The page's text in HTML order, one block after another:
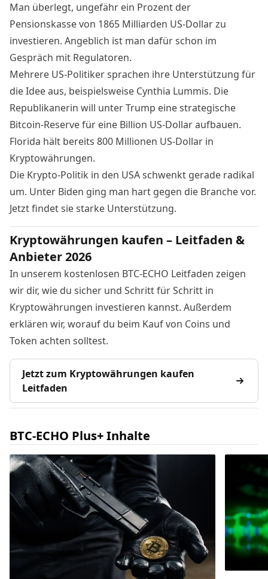
Man überlegt, ungefähr ein Prozent der
Pensionskasse von 1865 Milliarden US-Dollar zu
investieren. Angeblich ist man dafür schon im
Gespräch mit Regulatoren.
Mehrere US-Politiker sprachen ihre Unterstützung für
die Idee aus, beispielsweise Cynthia Lummis. Die
Republikanerin will unter Trump einestrategische
Bitcoin-Reservefür eine Billion US-Dollar aufbauen.
Florida hält bereits 800 Millionen US-Dollar in
Kryptowährungen.
Die Krypto-Politik in den USA schwenkt gerade radikal
um. Unter Biden ging man hart gegen die Branche vor.
Jetzt findet siestarke Unterstützung.
Kryptowährungen kaufen – Leitfaden &
Anbieter 2026
In unserem kostenlosen BTC-ECHO Leitfaden zeigen
wir dir, wie du sicher und Schritt für Schritt in
Kryptowährungen investieren kannst. Außerdem
erklären wir, worauf du beim Kauf von Coins und
Token achten solltest.
Jetzt zum Kryptowährungen kaufen
Leitfaden
BTC-ECHO Plus+ Inhalte